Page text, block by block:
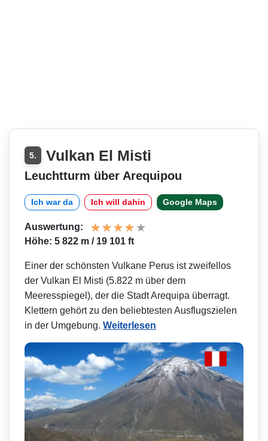
5. Vulkan El Misti
Leuchtturm über Arequipou
Ich war da Ich will dahin Google Maps
Auswertung:
Höhe: 5 822 m / 19 101 ft
Einer der schönsten Vulkane Perus ist zweifellos
der Vulkan El Misti (5.822 m über dem
Meeresspiegel), der die Stadt Arequipa überragt.
Klettern gehört zu den beliebtesten Ausflugszielen
in der Umgebung. Weiterlesen